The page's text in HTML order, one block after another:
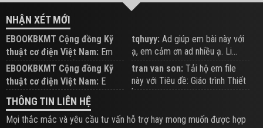
NHẬN XÉT MỚI
EBOOKBKMT Cộng đồng Kỹ
thuật cơ điện Việt Nam: Em
đăng trên Group hỗ trợ nhé
tqhuyy: Ad giúp em bài này với
ạ, em cảm ơn ad nhiều ạ. Li...
EBOOKBKMT Cộng đồng Kỹ
thuật cơ điện Việt Nam: E
xem hỗ trợ trên Group
tran van son: Tải hộ em file
này với Tiêu đề: Giáo trình Thiết
b...
THÔNG TIN LIÊN HỆ
Mọi thắc mắc và yêu cầu tư vấn hỗ trợ hay mong muốn được hợp